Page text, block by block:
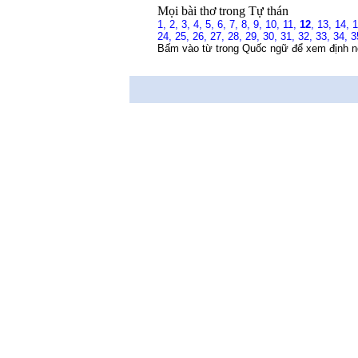
Mọi bài thơ trong Tự thán
1, 2, 3, 4, 5, 6, 7, 8, 9, 10, 11, 12, 13, 14,
24, 25, 26, 27, 28, 29, 30, 31, 32, 33, 34,
Bấm vào từ trong Quốc ngữ để xem định